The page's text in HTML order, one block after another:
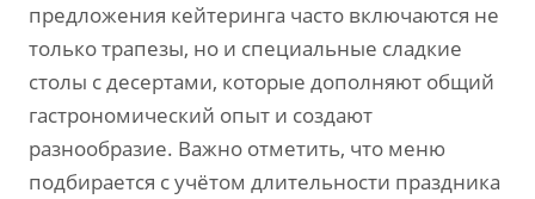
предложения кейтеринга часто включаются не
только трапезы, но и специальные сладкие
столы с десертами, которые дополняют общий
гастрономический опыт и создают
разнообразие. Важно отметить, что меню
подбирается с учётом длительности праздника